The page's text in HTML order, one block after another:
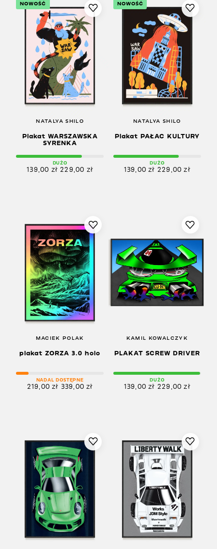
NOWOŚĆ
NATALYA SHILO
Plakat WARSZAWSKA
SYRENKA
DUŻO
139,00 zł 229,00 zł
NOWOŚĆ
NATALYA SHILO
Plakat PAŁAC KULTURY
DUŻO
139,00zł 229,00zł
MACIEK POLAK
plakat ZORZA 3.0 holo
NADAL DOSTĘPNE
219,00zł 339,00zł
KAMIL KOWALCZYK
PLAKAT SCREW DRIVER
DUŻO
139,00zł 229,00zł